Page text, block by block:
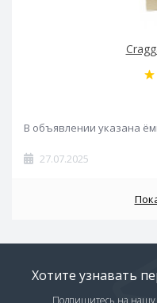
В объявлении указана
27.07.2025
Хотите узнавать
Подпишитесь на нашу